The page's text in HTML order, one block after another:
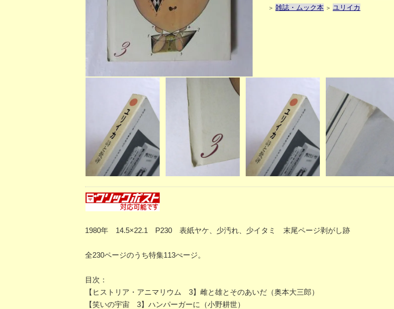
＞ 雑誌・ムック本 ＞ ユリイカ
1980年 14.5×22.1 P230 表紙ヤケ、少汚れ、少イタミ 末尾ページ剥がし跡
全230ページのうち特集113ぺージ。
目次：
【ヒストリア・アニマリウム 3】雌と雄とそのあいだ（奥本大三郎）
【笑いの宇宙 3】ハンパーガーに（小野耕世）